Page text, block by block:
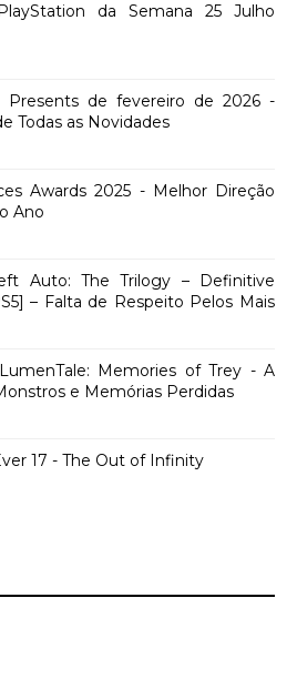
da Semana 25 Julho
Presents de fevereiro de 2026 -
Todas as Novidades
Awards 2025 - Melhor Direção
Ano
Auto: The Trilogy – Definitive
– Falta de Respeito Pelos Mais
Memories of Trey - A
e Memórias Perdidas
17 - The Out of Infinity